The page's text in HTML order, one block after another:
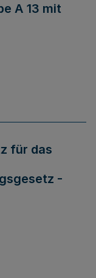
A 13 mit
für das
-